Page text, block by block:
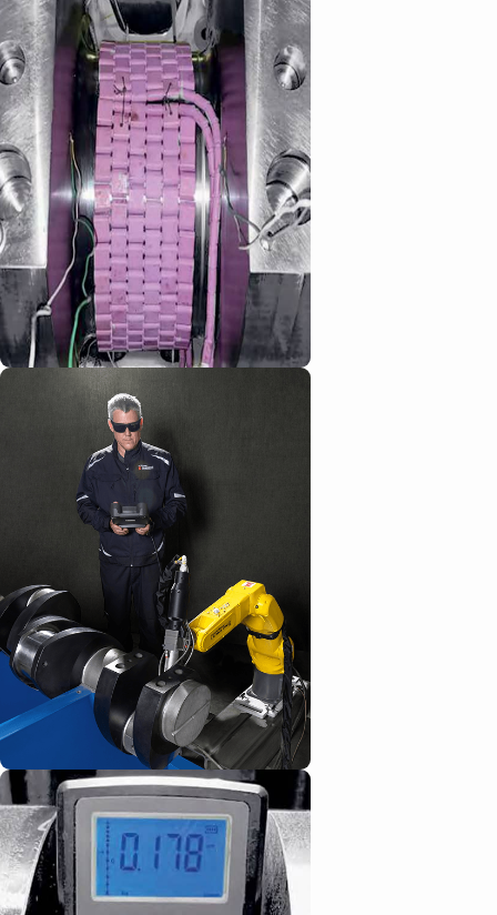
© 2026 Нордвег Инжиниринг
Контакты
Наши проекты
Виды деятельности
Разработка сайта
Политика конфиденциальности
О компании